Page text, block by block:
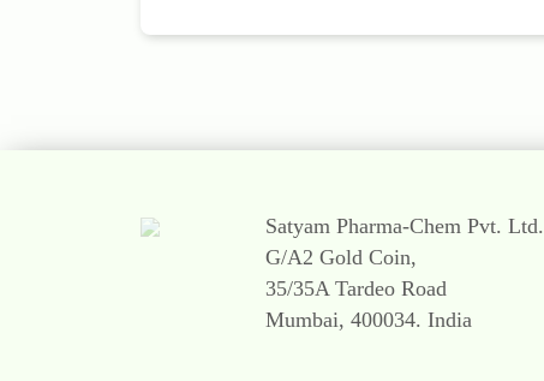
Satyam Pharma-Chem Pvt. Ltd.
G/A2 Gold Coin,
35/35A Tardeo Road
Mumbai, 400034. India